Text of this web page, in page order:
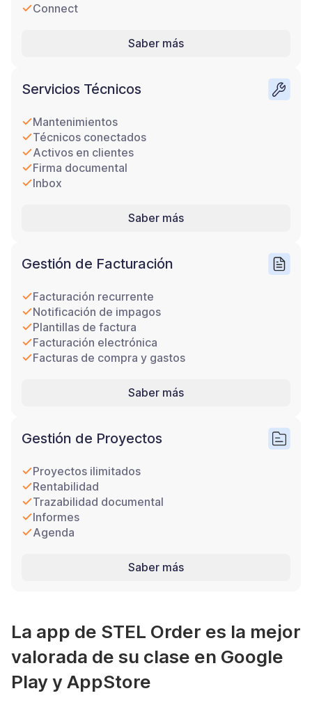
Connect
Saber más
Servicios Técnicos
Mantenimientos
Técnicos conectados
Activos en clientes
Firma documental
Inbox
Saber más
Gestión de Facturación
Facturación recurrente
Notificación de impagos
Plantillas de factura
Facturación electrónica
Facturas de compra y gastos
Saber más
Gestión de Proyectos
Proyectos ilimitados
Rentabilidad
Trazabilidad documental
Informes
Agenda
Saber más
La app de STEL Order es la mejor
valorada de su clase en Google
Play y AppStore